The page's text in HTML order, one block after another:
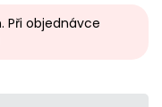
Při objednávce